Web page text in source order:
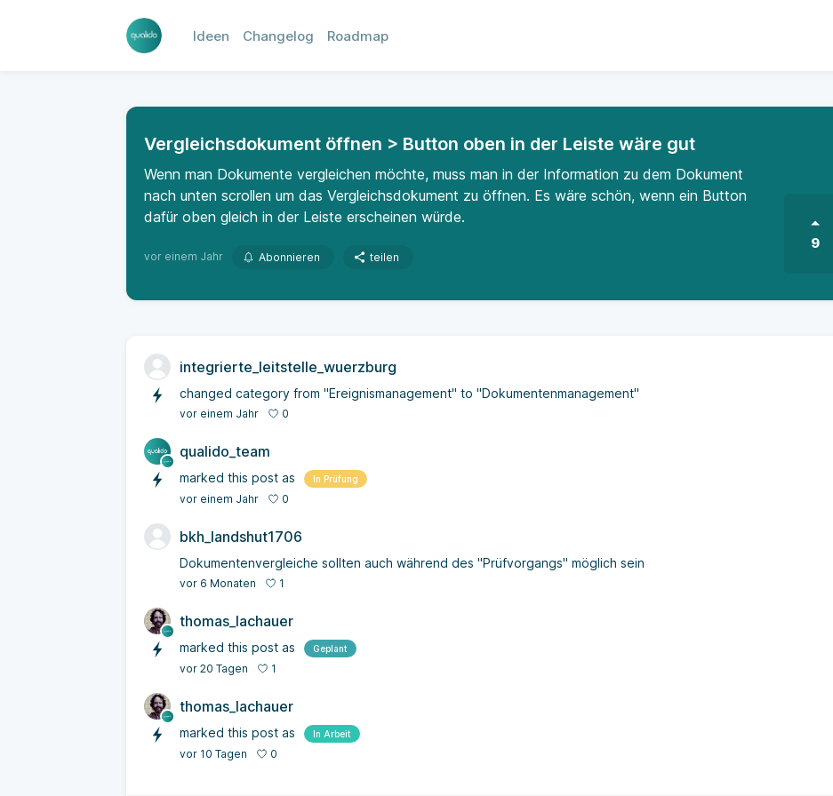
Ideen Changelog Roadmap
Vergleichsdokument öffnen > Button oben in der Leiste wäre gut
Wenn man Dokumente vergleichen möchte, muss man in der Information zu dem Dokument
nach unten scrollen um das Vergleichsdokument zu öffnen. Es wäre schön, wenn ein Button
dafür oben gleich in der Leiste erscheinen würde.
vor einem Jahr Abonnieren teilen
9
integrierte_leitstelle_wuerzburg
changed category from "Ereignismanagement" to "Dokumenten­manage­ment"
vor einem Jahr 0
qualido_team
marked this post as In Prüfung
vor einem Jahr 0
bkh_landshut1706
Dokumentenvergleiche sollten auch während des "Prüfvorgangs" möglich sein
vor 6 Monaten 1
thomas_lachauer
marked this post as Geplant
vor 20 Tagen 1
thomas_lachauer
marked this post as In Arbeit
vor 10 Tagen 0